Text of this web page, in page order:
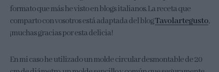
formato que más he visto en blogs italianos. La receta que
comparto con vosotros está adaptada del blogTavolartegusto,
¡muchas gracias por esta delicia!
En mi caso he utilizado un molde circular desmontable de 20